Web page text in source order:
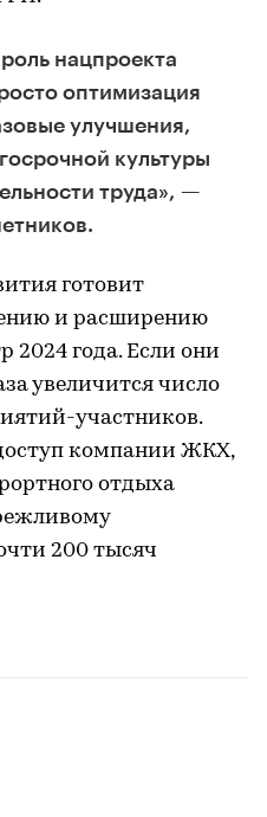
нацпроекта
оптимизация
улучшения,
культуры
труда», —
готовит
и расширению
2024 года. Если они
увеличится число
участников.
компании ЖКХ,
отдыха
200 тысяч